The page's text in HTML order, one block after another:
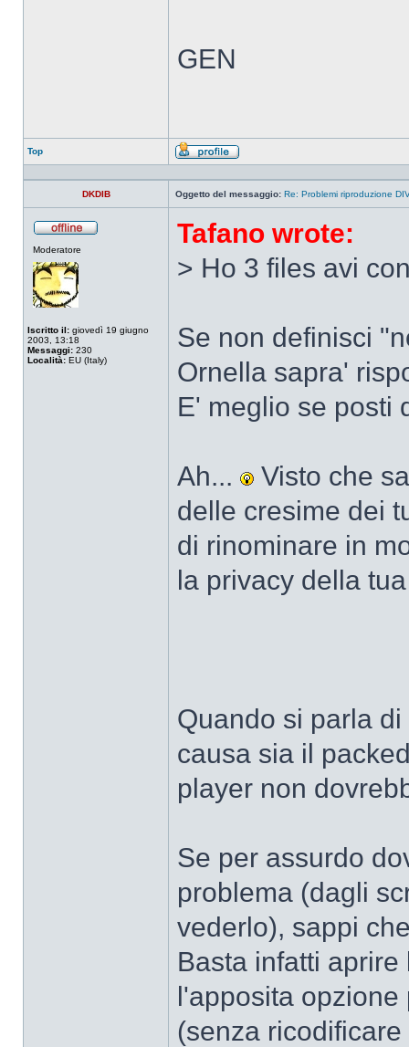
GEN
Top
Profilo
DKDIB Oggetto del messaggio: Re: Problemi riproduzione
Moderatore
Iscritto il: giovedì 19 giugno
2003, 13:18
Messaggi: 230
Località: EU (Italy)
Tafano wrote:
> Ho 3 files avi
Se non definisci
Ornella sapra'
E' meglio se posti
Ah...
Visto che
delle cresime dei
di rinominare in
la privacy della
Quando si parla
causa sia il
player non
Se per assurdo
problema (dagli
vederlo), sappi
Basta infatti
l'apposita
(senza